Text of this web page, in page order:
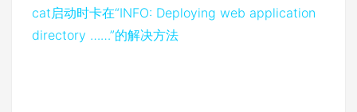
cat启动时卡在“INFO: Deploying web application
directory ……”的解决方法